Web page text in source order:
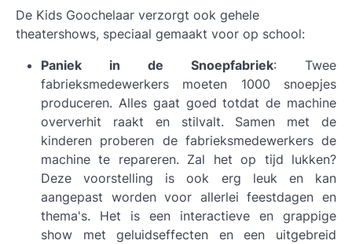
De Kids Goochelaar verzorgt ook gehele
theatershows, speciaal gemaakt voor op school:
Paniek in de Snoepfabriek: Twee
fabrieksmedewerkers moeten 1000 snoepjes
produceren. Alles gaat goed totdat de machine
oververhit raakt en stilvalt. Samen met de
kinderen proberen de fabrieksmedewerkers de
machine te repareren. Zal het op tijd lukken?
Deze voorstelling is ook erg leuk en kan
aangepast worden voor allerlei feestdagen en
thema's. Het is een interactieve en grappige
show met geluidseffecten en een uitgebreid